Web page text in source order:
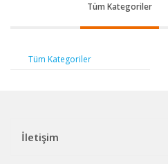
Tüm Kategoriler
Tüm Kategoriler
İletişim